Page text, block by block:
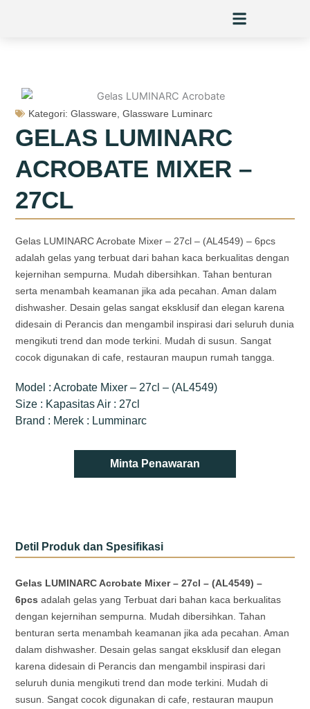
Kategori: Glassware ,Glassware Luminarc
GELAS LUMINARC
ACROBATE MIXER –
27CL
Gelas LUMINARC Acrobate Mixer – 27cl – (AL4549) – 6pcs
adalah gelas yang terbuat dari bahan kaca berkualitas dengan
kejernihan sempurna. Mudah dibersihkan. Tahan benturan
serta menambah keamanan jika ada pecahan. Aman dalam
dishwasher. Desain gelas sangat eksklusif dan elegan karena
didesain di Perancis dan mengambil inspirasi dari seluruh dunia
mengikuti trend dan mode terkini. Mudah di susun. Sangat
cocok digunakan di cafe, restauran maupun rumah tangga.
Model : Acrobate Mixer – 27cl – (AL4549)
Size : Kapasitas Air : 27cl
Brand : Merek : Lumminarc
Minta Penawaran
Detil Produk dan Spesifikasi
Gelas LUMINARC Acrobate Mixer – 27cl – (AL4549) –
6pcsadalah gelas yang Terbuat dari bahan kaca berkualitas
dengan kejernihan sempurna. Mudah dibersihkan. Tahan
benturan serta menambah keamanan jika ada pecahan. Aman
dalam dishwasher. Desain gelas sangat eksklusif dan elegan
karena didesain di Perancis dan mengambil inspirasi dari
seluruh dunia mengikuti trend dan mode terkini. Mudah di
susun. Sangat cocok digunakan di cafe, restauran maupun